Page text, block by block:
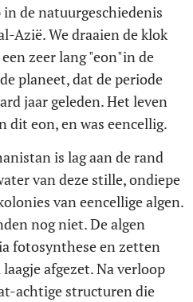
de natuurgeschiedenis
Azië. We draaien de klok
zeer lang "eon"in de
planeet, dat de periode
jaar geleden. Het leven
dit eon, en was eencellig.
is lag aan de rand
van deze stille, ondiepe
van eencellige algen.
nog niet. De algen
fotosynthese en zetten
afgezet. Na verloop
achtige structuren die